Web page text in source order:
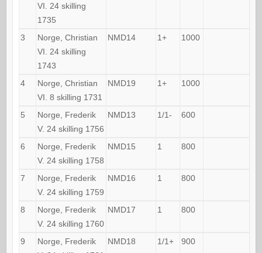
VI. 24 skilling
1735
3
Norge, Christian
VI. 24 skilling
1743
NMD14 1+ 1000
4
Norge, Christian
VI. 8 skilling 1731
NMD19 1+ 1000
5
Norge, Frederik
V. 24 skilling 1756
NMD13 1/1- 600
6
Norge, Frederik
V. 24 skilling 1758
NMD15 1 800
7
Norge, Frederik
V. 24 skilling 1759
NMD16 1 800
8
Norge, Frederik
V. 24 skilling 1760
NMD17 1 800
9
Norge, Frederik
NMD18 1/1+ 900